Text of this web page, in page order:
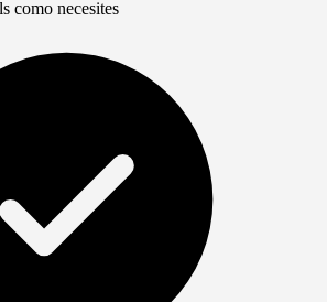
como necesites